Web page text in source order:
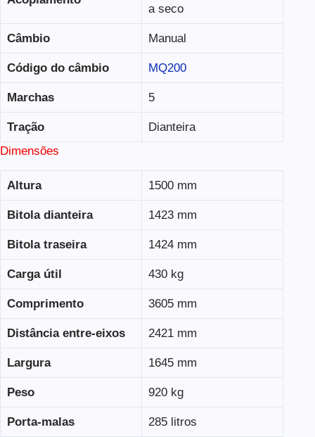
a seco
Câmbio Manual
Código do câmbio MQ200
Marchas 5
Tração
Dianteira
Dimensões
Altura 1500 mm
Bitola dianteira 1423 mm
Bitola traseira 1424 mm
Carga útil 430 kg
Comprimento 3605 mm
Distância entre-eixos 2421 mm
Largura 1645 mm
Peso 920 kg
Porta-malas 285 litros